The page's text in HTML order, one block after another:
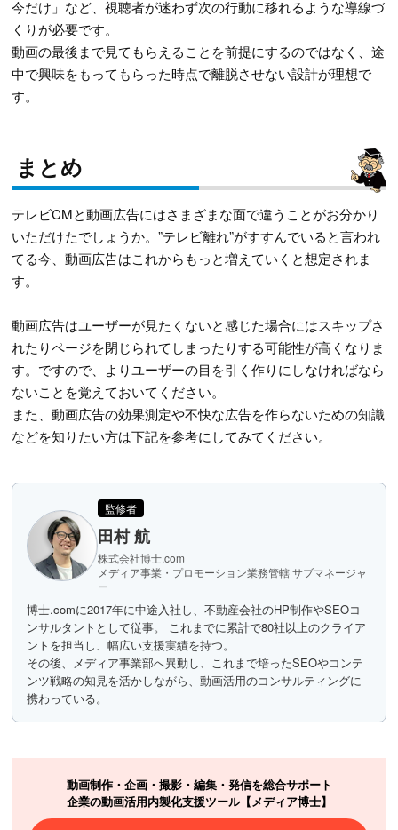
今だけ」など、視聴者が迷わず次の行動に移れるような導線づ
くりが必要です。
動画の最後まで見てもらえることを前提にするのではなく、途
中で興味をもってもらった時点で離脱させない設計が理想で
す。
まとめ
テレビCMと動画広告にはさまざまな面で違うことがお分かり
いただけたでしょうか。”テレビ離れ”がすすんでいると言われ
てる今、動画広告はこれからもっと増えていくと想定されま
す。
動画広告はユーザーが見たくないと感じた場合にはスキップさ
れたりページを閉じられてしまったりする可能性が高くなりま
す。ですので、よりユーザーの目を引く作りにしなければなら
ないことを覚えておいてください。
また、動画広告の効果測定や不快な広告を作らないための知識
などを知りたい方は下記を参考にしてみてください。
監修者
田村 航
株式会社博士.com
メディア事業・プロモーション業務管轄 サブマネージャ
ー
博士.comに2017年に中途入社し、不動産会社のHP制作やSEOコ
ンサルタントとして従事。 これまでに累計で80社以上のクライア
ントを担当し、幅広い支援実績を持つ。
その後、メディア事業部へ異動し、これまで培ったSEOやコンテ
ンツ戦略の知見を活かしながら、動画活用のコンサルティングに
携わっている。
動画制作・企画・撮影・編集・発信を総合サポート
企業の動画活用内製化支援ツール【メディア博士】